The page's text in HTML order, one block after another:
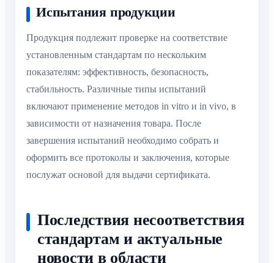
Испытания продукции
Продукция подлежит проверке на соответствие
установленным стандартам по нескольким
показателям: эффективность, безопасность,
стабильность. Различные типы испытаний
включают применение методов in vitro и in vivo, в
зависимости от назначения товара. После
завершения испытаний необходимо собрать и
оформить все протоколы и заключения, которые
послужат основой для выдачи сертификата.
Последствия несоответствия
стандартам и актуальные
новости в области